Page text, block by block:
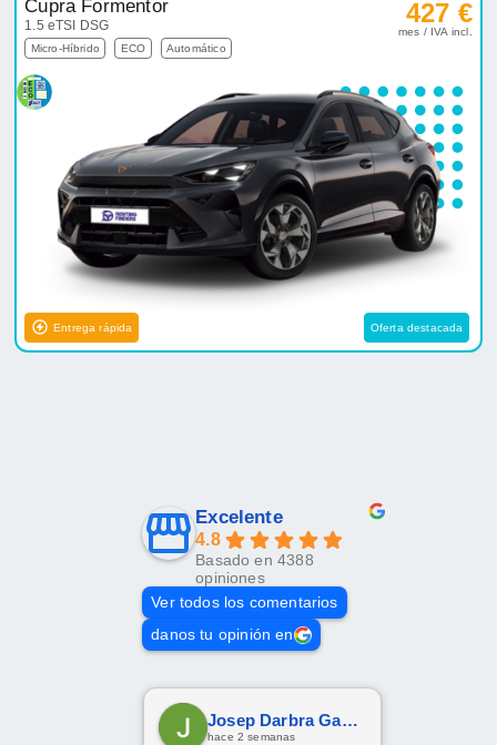
Cupra Formentor
1.5 eTSI DSG
Micro-Híbrido ECO Automático
427 €
mes / IVA incl.
Entrega rápida Oferta destacada
Excelente
4.8
Basado en 4388
opiniones
Ver todos los comentarios
danos tu opinión en
Josep Darbra Gaset
hace 2 semanas